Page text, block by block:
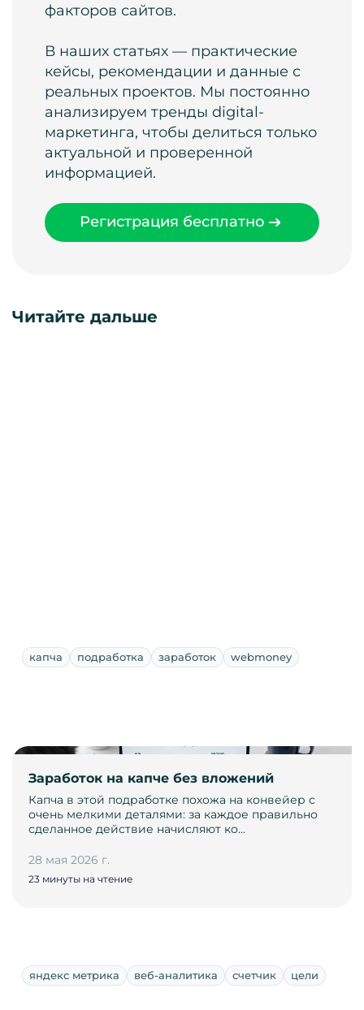
факторов сайтов.
В наших статьях — практические
кейсы, рекомендации и данные с
реальных проектов. Мы постоянно
анализируем тренды digital-
маркетинга, чтобы делиться только
актуальной и проверенной
информацией.
Регистрация бесплатно
Читайте дальше
капча подработка заработок webmoney
Заработок на капче без вложений
Капча в этой подработке похожа на конвейер с
очень мелкими деталями: за каждое правильно
сделанное действие начисляют ко…
28 мая 2026 г.
23 минуты на чтение
яндекс метрика веб-аналитика счетчик цели